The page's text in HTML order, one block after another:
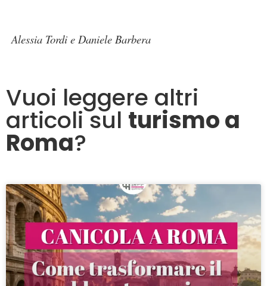
Alessia Tordi e Daniele Barbera
Vuoi leggere altri
articoli sul turismo a
Roma?